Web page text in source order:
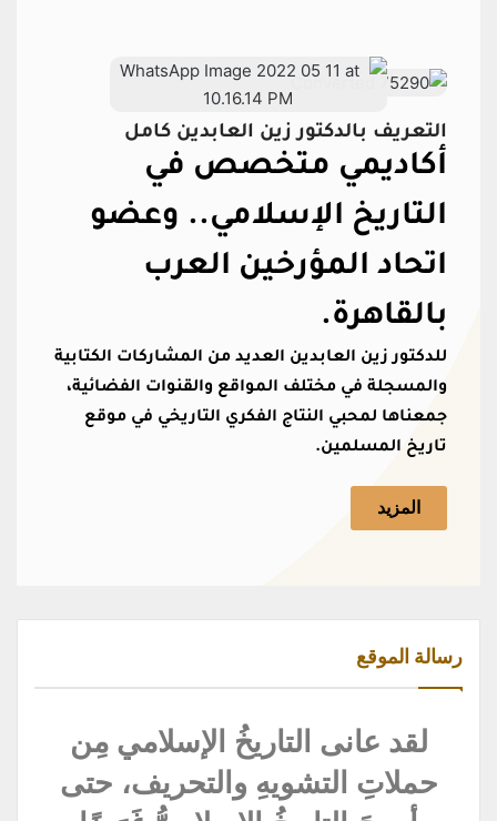
التعريف بالدكتور زين العابدين كامل
أكاديمي متخصص في
التاريخ الإسلامي.. وعضو
اتحاد المؤرخين العرب
بالقاهرة.
للدكتور زين العابدين العديد من المشاركات الكتابية
والمسجلة في مختلف المواقع والقنوات الفضائية،
جمعناها لمحبي النتاج الفكري التاريخي في موقع
تاريخ المسلمين.
المزيد
رسالة الموقع
لقد عانى التاريخُ الإسلامي مِن
حملاتِ التشويهِ والتحريف، حتى